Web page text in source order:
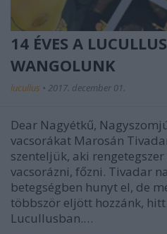
14 ÉVES A
WANGOLUNK
lucullus • 2017. december 01.
Dear Nagyétkű,
vacsorákat Marosán
szenteljük, aki
vacsorázni, főzni. Tivadar
betegségben hunyt el, de
többször eljött hozzánk,
Lucullusban.…